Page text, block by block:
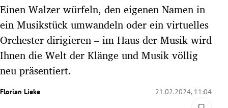
Untermenü
Untermenü
Untermenü
Einen Walzer würfeln, den eigenen Namen in
ein Musikstück umwandeln oder ein virtuelles
Orchester dirigieren – im Haus der Musik wird
Ihnen die Welt der Klänge und Musik völlig
neu präsentiert.
Florian Lieke 21.02.2024, 11:04